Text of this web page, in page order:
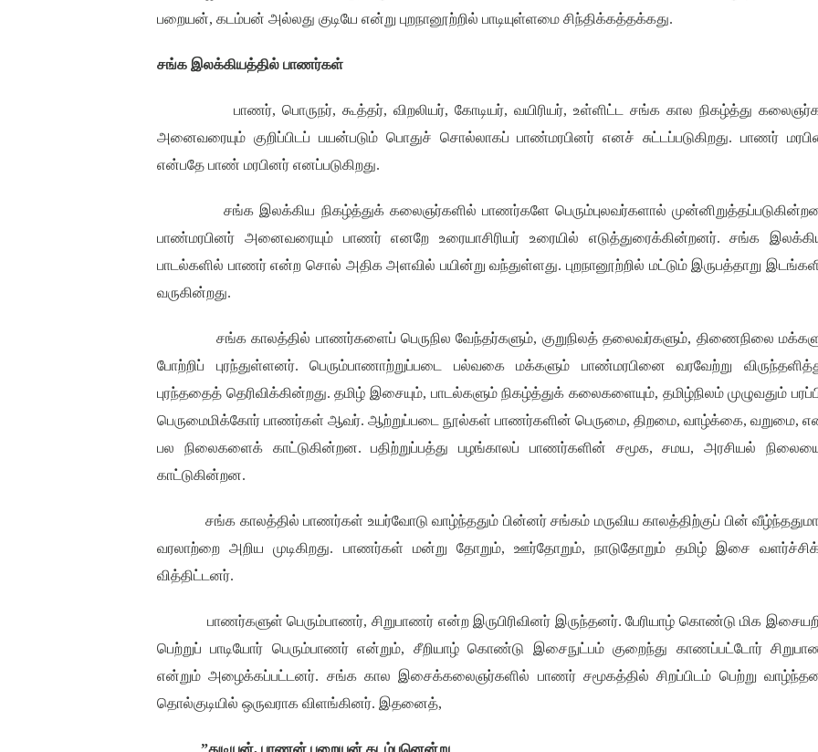
பறையன், கடம்பன் அல்லது குடியே என்று புறநானூற்றில் பாடியுள்ளமை சிந்திக்கத்தக்கது.
சங்க இலக்கியத்தில் பாணர்கள்
பாணர், பொருநர், கூத்தர், விறலியர், கோடியர், வயிரியர், உள்ளிட்ட சங்க கால நிகழ்த்து
அனைவரையும் குறிப்பிடப் பயன்படும் பொதுச் சொல்லாகப் பாண்மரபினர் எனச் சுட்டப்படுகிறது.பாணர்
என்பதே பாண் மரபினர் எனப்படுகிறது.
சங்க இலக்கிய நிகழ்த்துக் கலைஞர்களில் பாணர்களே பெரும்புலவர்களால்
பாண்மரபினர் அனைவரையும் பாணர் எனறே உரையாசிரியர் உரையில் எடுத்துரைக்கின்றனர்.சங்க
பாடல்களில் பாணர் என்ற சொல் அதிக அளவில் பயின்று வந்துள்ளது.புறநானூற்றில் மட்டும் இருபத்தாறு
வருகின்றது.
சங்க காலத்தில் பாணர்களைப் பெருநில வேந்தர்களும், குறுநிலத் தலைவர்களும், திணைநிலை
போற்றிப் புரந்துள்ளனர்.பெரும்பாணாற்றுப்படை பல்வகை மக்களும் பாண்மரபினை வரவேற்று
புரந்ததைத் தெரிவிக்கின்றது.தமிழ் இசையும், பாடல்களும் நிகழ்த்துக் கலைகளையும், தமிழ்நிலம் முழுவதும்
பெருமைமிக்கோர் பாணர்கள் ஆவர். ஆற்றுப்படை நூல்கள் பாணர்களின் பெருமை, திறமை, வாழ்க்கை, வறுமை,
பல நிலைகளைக் காட்டுகின்றன.பதிற்றுப்பத்து பழங்காலப் பாணர்களின் சமூக,சமய,அரசியல்
காட்டுகின்றன.
சங்க காலத்தில் பாணர்கள் உயர்வோடு வாழ்ந்ததும் பின்னர் சங்கம் மருவிய காலத்திற்குப் பின்
வரலாற்றை அறிய முடிகிறது. பாணர்கள் மன்று தோறும்,ஊர்தோறும்,நாடுதோறும் தமிழ் இசை
வித்திட்டனர்.
பாணர்களுள் பெரும்பாணர்,சிறுபாணர் என்ற இருபிரிவினர் இருந்தனர்.பேரியாழ் கொண்டு மிக
பெற்றுப் பாடியோர் பெரும்பாணர் என்றும், சீறியாழ் கொண்டு இசைநுட்பம் குறைந்து காணப்பட்டோர்
என்றும் அழைக்கப்பட்டனர். சங்க கால இசைக்கலைஞர்களில் பாணர் சமூகத்தில் சிறப்பிடம் பெற்று
தொல்குடியில் ஒருவராக விளங்கினர். இதனைத்,
”துடியன், பாணன் பறையன் கடம்பனென்று